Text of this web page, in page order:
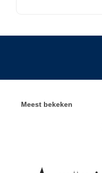
Meest bekeken